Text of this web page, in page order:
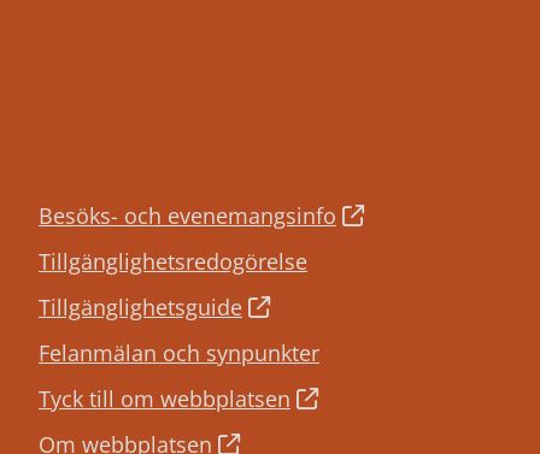
Besöks- och evenemangsinfo
Tillgänglighetsredogörelse
Tillgänglighetsguide
Felanmälan och synpunkter
Tyck till om webbplatsen
Om webbplatsen